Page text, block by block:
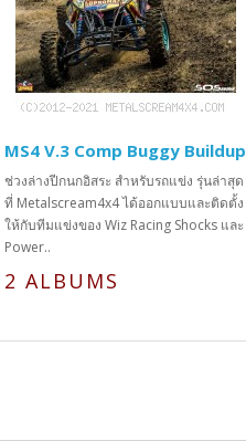
MS4 V.3 Comp Buggy Buildup
ช่วงล่างปีกนกอิสระ สำหรับรถแข่ง รุ่นล่าสุด
ที่ Metalscream4x4 ได้ออกแบบและติดตั้ง
ให้กับทีมแข่งของ Wiz Racing Shocks และ
Power..
2 ALBUMS